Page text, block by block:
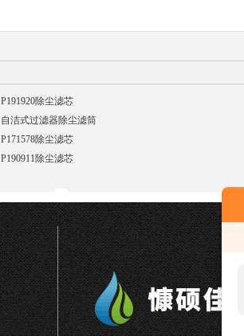
P191920除尘滤芯
自洁式过滤器除尘滤筒
P171578除尘滤芯
P190911除尘滤芯